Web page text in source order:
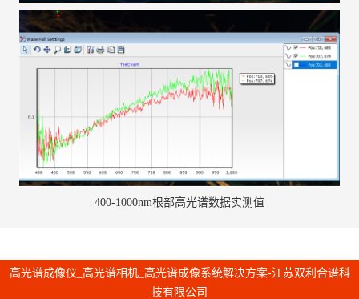
400-1000nm根部高光谱数据实测值
高光谱成像仪_高光谱相机_高光谱成像系统解决方案-江苏双利合谱科
技有限公司